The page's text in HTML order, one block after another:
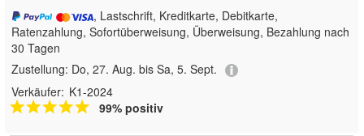
, Lastschrift, Kreditkarte, Debitkarte,
Ratenzahlung, Sofortüberweisung, Überweisung, Bezahlung nach
30 Tagen
Zustellung: Do, 27. Aug. bis Sa, 5. Sept.
Verkäufer: K1-2024
99% positiv